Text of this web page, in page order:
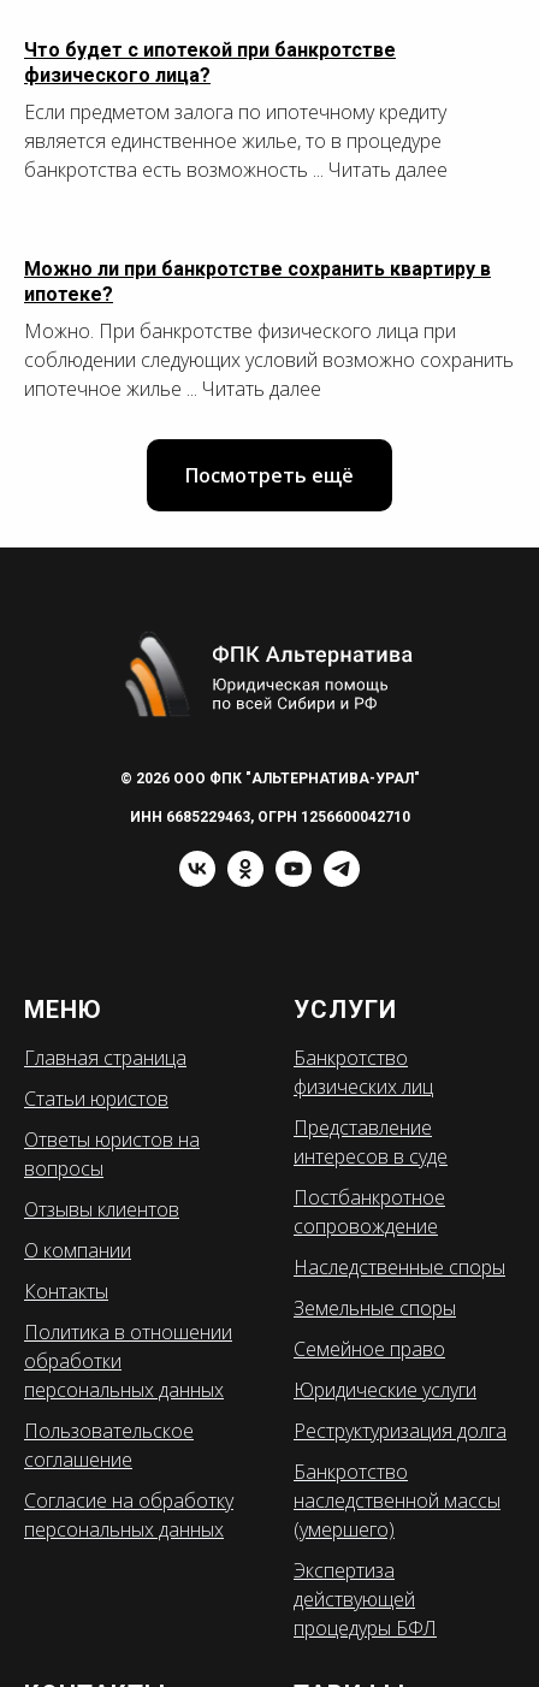
Что будет с ипотекой при банкротстве
физического лица?
Если предметом залога по ипотечному кредиту
является единственное жилье, то в процедуре
банкротства есть возможность ... Читать далее
Можно ли при банкротстве сохранить квартиру в
ипотеке?
Можно. При банкротстве физического лица при
соблюдении следующих условий возможно сохранить
ипотечное жилье ... Читать далее
Посмотреть ещё
© 2026 ООО ФПК "АЛЬТЕРНАТИВА-УРАЛ"
ИНН 6685229463, ОГРН 1256600042710
МЕНЮ
Главная страница
Статьи юристов
Ответы юристов на
вопросы
Отзывы клиентов
О компании
Контакты
Политика в отношении
обработки
персональных данных
Пользовательское
соглашение
Согласие на обработку
персональных данных
УСЛУГИ
Банкротство
физических лиц
Представление
интересов в суде
Постбанкротное
сопровождение
Наследственные споры
Земельные споры
Семейное право
Юридические услуги
Реструктуризация долга
Банкротство
наследственной массы
(умершего)
Экспертиза
действующей
процедуры БФЛ